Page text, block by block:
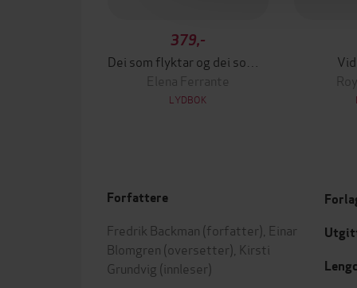
379,-
Elena Ferrante
LYDBOK
Forfattere
Fredrik Backman (forfatter), Einar
Blomgren (oversetter), Kirsti
Grundvig (innleser)